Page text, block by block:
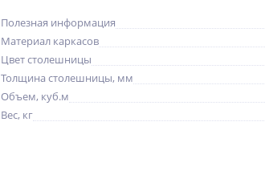
Полезная информация
Материал каркасов
Цвет столешницы
Толщина столешницы, мм
Объем, куб.м
Вес, кг